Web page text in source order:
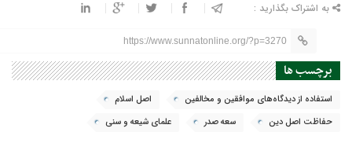
به اشتراک بگذارید :
https://www.sunnatonline.org/?p=3270
برچسب ها
استفاده از دیدگاه‌های موافقین و مخالفین
اصل اسلام
حفاظت اصل دین
سعه صدر علمای شیعه و سنی